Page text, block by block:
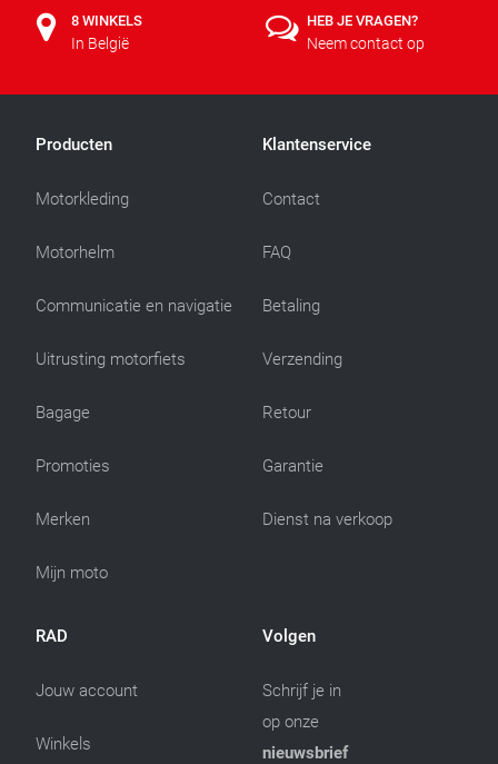
8 WINKELS
In België
HEB JE VRAGEN?
Neem contact op
Producten
Motorkleding
Motorhelm
Communicatie en navigatie
Uitrusting motorfiets
Bagage
Promoties
Merken
Mijn moto
Klantenservice
Contact
FAQ
Betaling
Verzending
Retour
Garantie
Dienst na verkoop
RAD
Jouw account
Winkels
Volgen
Schrijf je in
op onze
nieuwsbrief